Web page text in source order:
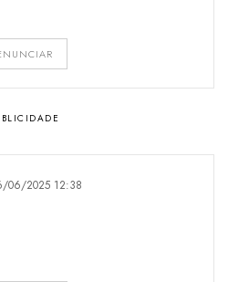
06/2025 12:38